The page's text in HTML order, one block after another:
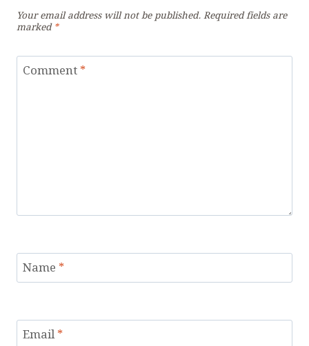
Your email address will not be published.Required fields are
marked*
Comment*
Name *
Email*